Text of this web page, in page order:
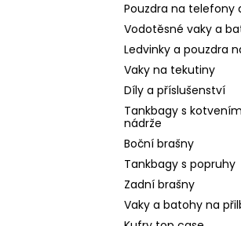
Pouzdra na telefony
Vodotěsné vaky a
Ledvinky a pouzdra
Vaky na tekutiny
Díly a příslušenství
Tankbagy s
nádrže
Boční brašny
Tankbagy s popruhy
Zadní brašny
Vaky a batohy na